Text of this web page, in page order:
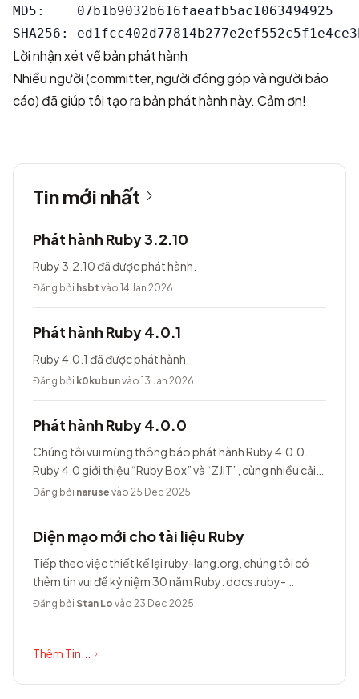
MD5:    07b1b9032b616faeafb5ac1063494925
Lời nhận xét về bản phát hành
Nhiều người (committer, người đóng góp và người báo
cáo) đã giúp tôi tạo ra bản phát hành này. Cảm ơn!
Tin mới nhất
Phát hành Ruby 3.2.10
Ruby 3.2.10 đã được phát hành.
Đăng bởi hsbt vào 14 Jan 2026
Phát hành Ruby 4.0.1
Ruby 4.0.1 đã được phát hành.
Đăng bởi k0kubunvào 13 Jan 2026
Phát hành Ruby 4.0.0
Chúng tôi vui mừng thông báo phát hành Ruby 4.0.0.
Ruby 4.0 giới thiệu “Ruby Box” và “ZJIT”, cùng nhiều cải
tiến khác.
Đăng bởi naruse vào 25 Dec 2025
Diện mạo mới cho tài liệu Ruby
Tiếp theo việc thiết kế lại ruby-lang.org, chúng tôi có
thêm tin vui để kỷ niệm 30 năm Ruby: docs.ruby-
lang.org có diện mạo hoàn toàn...
Đăng bởi Stan Lo vào 23 Dec 2025
Thêm Tin...